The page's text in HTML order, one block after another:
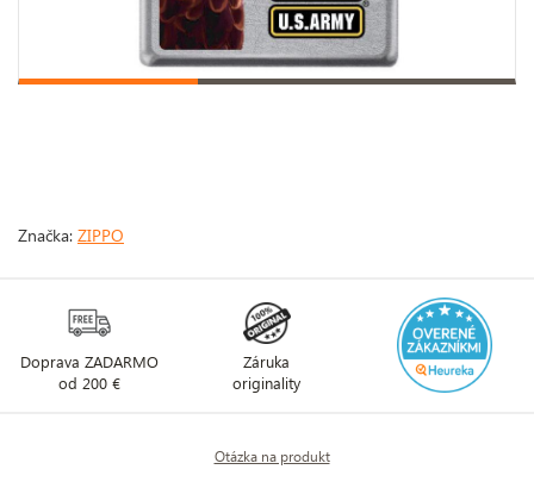
Značka: ZIPPO
Doprava ZADARMO
od 200 €
Záruka
originality
Otázka na produkt